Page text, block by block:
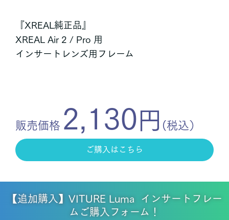
『XREAL純正品』
XREAL Air 2 / Pro 用
インサートレンズ用フレーム
販売価格 2,130 円 (税込）
ご購入はこちら
【追加購入】VITURE Luma インサートフレー
ムご購入フォーム！